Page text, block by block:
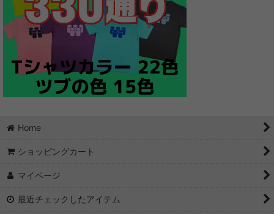
Home
ショッピングカート
マイページ
最近チェックしたアイテム